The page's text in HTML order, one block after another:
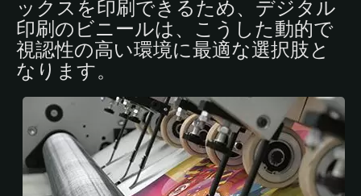
ックスを印刷できるため、デジタル
印刷のビニールは、こうした動的で
視認性の高い環境に最適な選択肢と
なります。